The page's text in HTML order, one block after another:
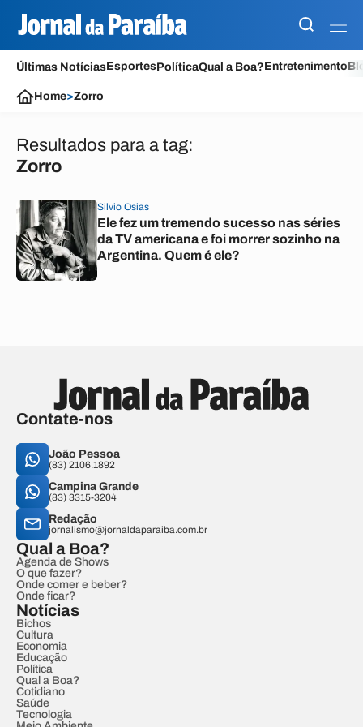
Últimas NotíciasEsportesPolíticaQual a Boa?Entretenimento
Home>Zorro
Resultados para a tag:
Zorro
Silvio Osias
Ele fez um tremendo sucesso nas séries
da TV americana e foi morrer sozinho na
Argentina. Quem é ele?
Contate-nos
João Pessoa
(83) 2106.1892
Campina Grande
(83) 3315-3204
Redação
jornalismo@jornaldaparaiba.com.br
Qual a Boa?
Agenda de Shows
O que fazer?
Onde comer e beber?
Onde ficar?
Notícias
Bichos
Cultura
Economia
Educação
Política
Qual a Boa?
Cotidiano
Saúde
Tecnologia